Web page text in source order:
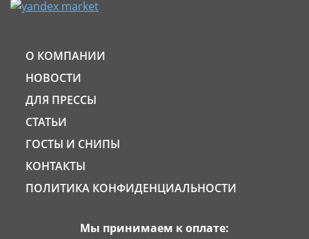
О КОМПАНИИ
НОВОСТИ
ДЛЯ ПРЕССЫ
СТАТЬИ
ГОСТЫ И СНИПЫ
КОНТАКТЫ
ПОЛИТИКА КОНФИДЕНЦИАЛЬНОСТИ
Мы принимаем к оплате: